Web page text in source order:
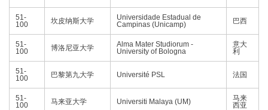
51-
100
坎皮纳斯大学
Universidade Estadual de
Campinas (Unicamp)
巴西
51-
100
博洛尼亚大学
Alma Mater Studiorum -
University of Bologna
意大
利
51-
100
巴黎第九大学 Université PSL 法国
51-
100
马来亚大学 Universiti Malaya (UM)
马来
西亚